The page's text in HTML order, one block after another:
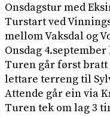
Onsdagstur med
Turstart ved
mellom Vaksdal og
Onsdag 4.september
Turen går først bratt
lettare terreng til
Attende går ein via
Turen tek om lag 3